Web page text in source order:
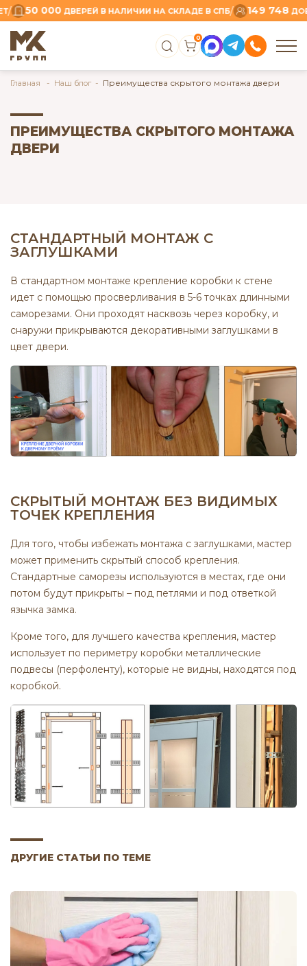
/ 50 000ДВЕРЕЙ В НАЛИЧИИ НА СКЛАДЕ В СПБ/ 149 748
0
Главная Наш блог Преимущества скрытого монтажа двери
ПРЕИМУЩЕСТВА СКРЫТОГО МОНТАЖА
ДВЕРИ
СТАНДАРТНЫЙ МОНТАЖ С
ЗАГЛУШКАМИ
В стандартном монтаже крепление коробки к стене
идет с помощью просверливания в 5-6 точках длинными
саморезами. Они проходят насквозь через коробку, и
снаружи прикрываются декоративными заглушками в
цвет двери.
СКРЫТЫЙ МОНТАЖ БЕЗ ВИДИМЫХ
ТОЧЕК КРЕПЛЕНИЯ
Для того, чтобы избежать монтажа с заглушками, мастер
может применить скрытый способ крепления.
Стандартные саморезы используются в местах, где они
потом будут прикрыты – под петлями и под ответкой
язычка замка.
Кроме того, для лучшего качества крепления, мастер
использует по периметру коробки металлические
подвесы (перфоленту), которые не видны, находятся под
коробкой.
ДРУГИЕ СТАТЬИ ПО ТЕМЕ